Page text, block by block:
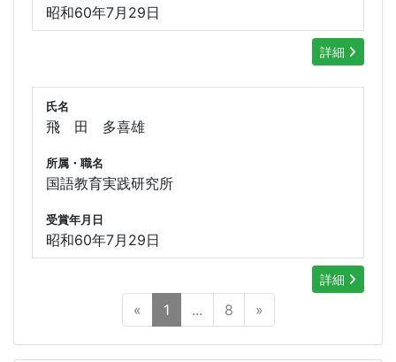
昭和60年7月29日
詳細
氏名
飛 田 多喜雄
所属・職名
国語教育実践研究所
受賞年月日
昭和60年7月29日
詳細
« 1 ... 8 »